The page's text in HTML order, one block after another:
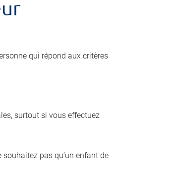
qui répond aux critères
surtout si vous effectuez
souhaitez pas qu’un enfant de